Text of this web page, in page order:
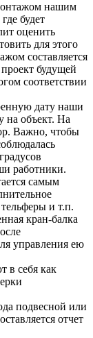
нашим
будет
оценить
для этого
составляется
будущей
соответствии
дату наши
на объект. На
Важно, чтобы
работники.
самым
и т.п.
кран-балка
управления ею
в себя как
подвесной или
отчет